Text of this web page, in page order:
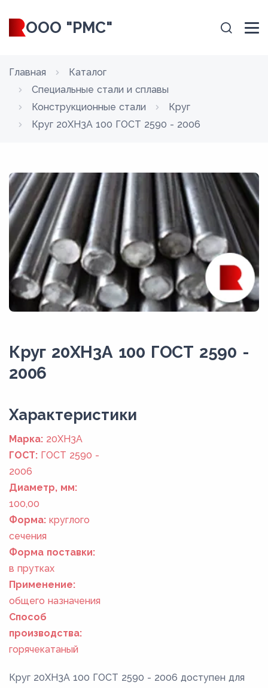
ООО "РМС"
Главная
Каталог
Специальные стали и сплавы
Конструкционные стали
Круг
Круг 20ХН3А 100 ГОСТ 2590 - 2006
Круг 20ХН3А 100 ГОСТ 2590 -
2006
Xарактеристики
Марка: 20ХН3А
ГОСТ: ГОСТ 2590 -
2006
Диаметр, мм:
100,00
Форма: круглого
сечения
Форма поставки:
в прутках
Применение:
общего назначения
Способ
производства:
горячекатаный
Круг 20ХН3А 100 ГОСТ 2590 - 2006 доступен для